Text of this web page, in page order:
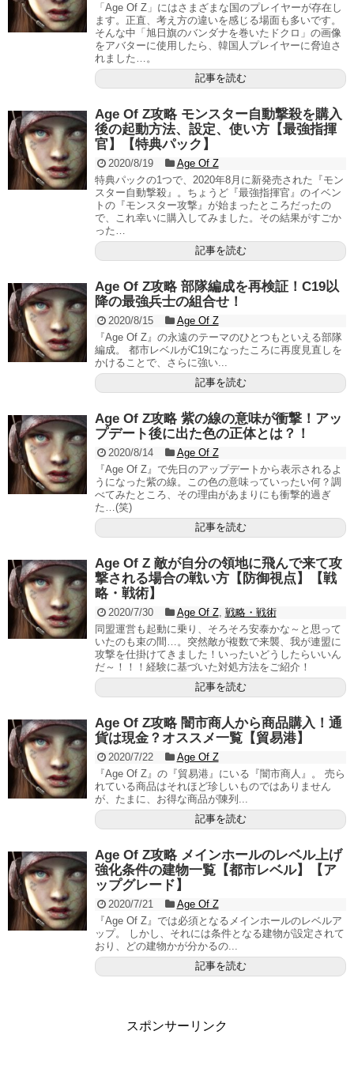
「Age Of Z」にはさまざまな国のプレイヤーが存在し
ます。正直、考え方の違いを感じる場面も多いです。
そんな中「旭日旗のバンダナを巻いたドクロ」の画像
をアバターに使用したら、韓国人プレイヤーに脅迫さ
れました…。
記事を読む
Age Of Z攻略 モンスター自動撃殺を購入
後の起動方法、設定、使い方【最強指揮
官】【特典パック】
2020/8/19
Age Of Z
特典パックの1つで、2020年8月に新発売された『モン
スター自動撃殺』。ちょうど『最強指揮官』のイベン
トの『モンスター攻撃』が始まったところだったの
で、これ幸いに購入してみました。その結果がすごか
った…
記事を読む
Age Of Z攻略 部隊編成を再検証！C19以
降の最強兵士の組合せ！
2020/8/15
Age Of Z
『Age Of Z』の永遠のテーマのひとつもといえる部隊
編成。 都市レベルがC19になったころに再度見直しを
かけることで、さらに強い...
記事を読む
Age Of Z攻略 紫の線の意味が衝撃！アッ
プデート後に出た色の正体とは？！
2020/8/14
Age Of Z
『Age Of Z』で先日のアップデートから表示されるよ
うになった紫の線。この色の意味っていったい何？調
べてみたところ、その理由があまりにも衝撃的過ぎ
た…(笑)
記事を読む
Age Of Z 敵が自分の領地に飛んで来て攻
撃される場合の戦い方【防御視点】【戦
略・戦術】
2020/7/30 Age Of Z, 戦略・戦術
同盟運営も起動に乗り、そろそろ安泰かな～と思って
いたのも束の間…。突然敵が複数で来襲、我が連盟に
攻撃を仕掛けてきました！いったいどうしたらいいん
だ～！！！経験に基づいた対処方法をご紹介！
記事を読む
Age Of Z攻略 闇市商人から商品購入！通
貨は現金？オススメ一覧【貿易港】
2020/7/22
Age Of Z
『Age Of Z』の『貿易港』にいる『闇市商人』。 売ら
れている商品はそれほど珍しいものではありません
が、たまに、お得な商品が陳列...
記事を読む
Age Of Z攻略 メインホールのレベル上げ
強化条件の建物一覧【都市レベル】【ア
ップグレード】
2020/7/21
Age Of Z
『Age Of Z』では必須となるメインホールのレベルア
ップ。 しかし、それには条件となる建物が設定されて
おり、どの建物かが分かるの...
記事を読む
スポンサーリンク